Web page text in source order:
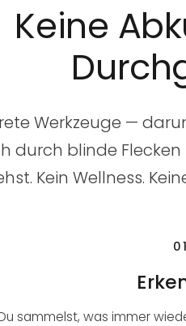
Keine
Werkzeuge —
durch blinde
Kein Wellness.
01
sammelst, was immer